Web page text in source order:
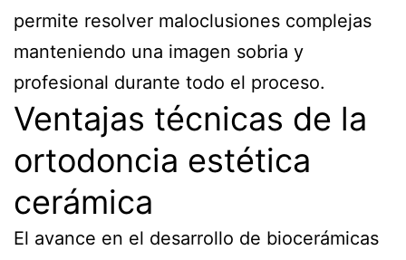
permite resolver maloclusiones complejas
manteniendo una imagen sobria y
profesional durante todo el proceso.
Ventajas técnicas de la
ortodoncia estética
cerámica
El avance en el desarrollo de biocerámicas